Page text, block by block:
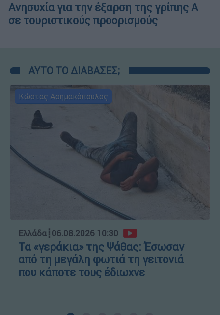
Ανησυχία για την έξαρση της γρίπης Α
σε τουριστικούς προορισμούς
ΑΥΤΟ ΤΟ ΔΙΑΒΑΣΕΣ;
Κώστας Ασημακόπουλος
Ελλάδα┋06.08.2026 10:30
Τα «γεράκια» της Ψάθας: Έσωσαν
από τη μεγάλη φωτιά τη γειτονιά
που κάποτε τους έδιωχνε